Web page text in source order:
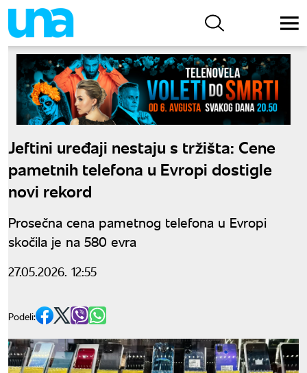
Jeftini uređaji nestaju s tržišta: Cene
pametnih telefona u Evropi dostigle
novi rekord
Prosečna cena pametnog telefona u Evropi
skočila je na 580 evra
27.05.2026. 12:55
Podeli: